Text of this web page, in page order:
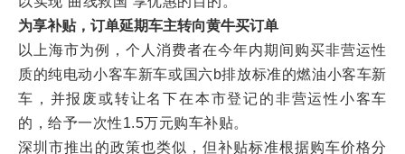
为享补贴，订单延期车主转向黄牛买订单
以上海市为例，个人消费者在今年内期间购买非营运性
质的纯电动小客车新车或国六b排放标准的燃油小客车新
车，并报废或转让名下在本市登记的非营运性小客车
的，给予一次性1.5万元购车补贴。
深圳市推出的政策也类似，但补贴标准根据购车价格分